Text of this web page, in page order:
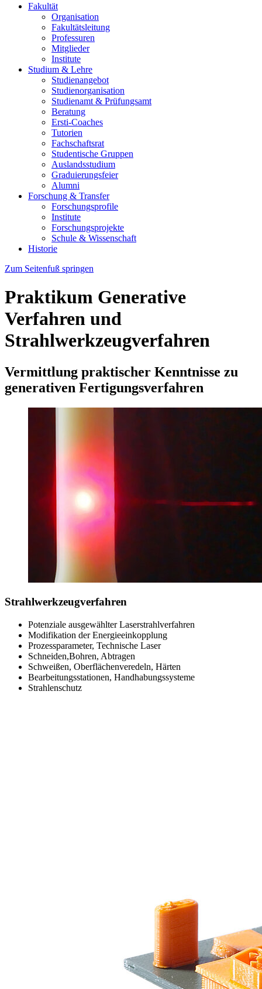
Fakultät
Organisation
Fakultätsleitung
Professuren
Mitglieder
Institute
Studium & Lehre
Studienangebot
Studienorganisation
Studienamt & Prüfungsamt
Beratung
Ersti-Coaches
Tutorien
Fachschaftsrat
Studentische Gruppen
Auslandsstudium
Graduierungsfeier
Alumni
Forschung & Transfer
Forschungsprofile
Institute
Forschungsprojekte
Schule & Wissenschaft
Historie
Zum Seitenfuß springen
Praktikum Generative
Verfahren und
Strahlwerkzeugverfahren
Vermittlung praktischer Kenntnisse zu
generativen Fertigungsverfahren
Strahlwerkzeugverfahren
Potenziale ausgewählter Laserstrahlverfahren
Modifikation der Energieeinkopplung
Prozessparameter, Technische Laser
Schneiden,Bohren, Abtragen
Schweißen, Oberflächenveredeln, Härten
Bearbeitungsstationen, Handhabungssysteme
Strahlenschutz